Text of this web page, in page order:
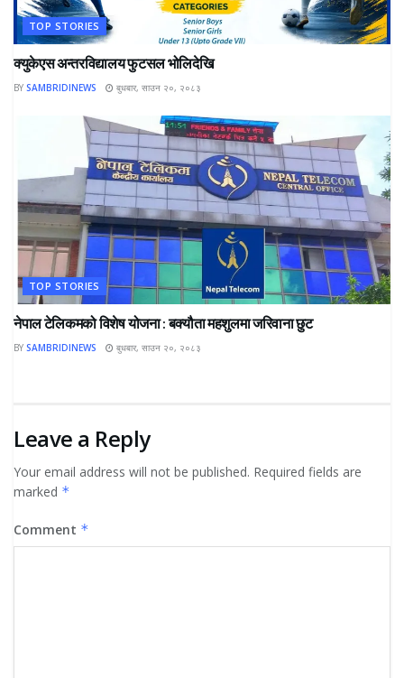
TOP STORIES
क्युकेएस अन्तरविद्यालय फुटसल भोलिदेखि
BY SAMBRIDINEWS बुधबार, साउन २०, २०८३
TOP STORIES
नेपाल टेलिकमको विशेष योजना : बक्यौता महशुलमा जरिवाना छुट
BY SAMBRIDINEWS बुधबार, साउन २०, २०८३
Leave a Reply
Your email address will not be published. Required fields are
marked *
Comment *